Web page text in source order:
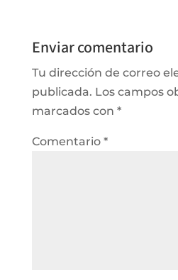
Enviar comentario
Tu dirección de correo
publicada. Los campos
marcados con *
Comentario *